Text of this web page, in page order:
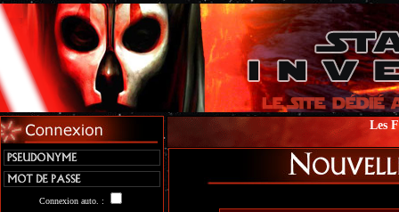
Connexion auto. :
Les